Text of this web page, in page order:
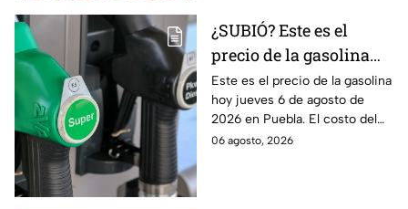
¿SUBIÓ? Este es el
precio de la gasolina
Puebla hoy jueves 6 de
agosto de 2026
Este es el precio de la gasolina
hoy jueves 6 de agosto de
2026 en Puebla. El costo del
combustible cambia todos los
06 agosto, 2026